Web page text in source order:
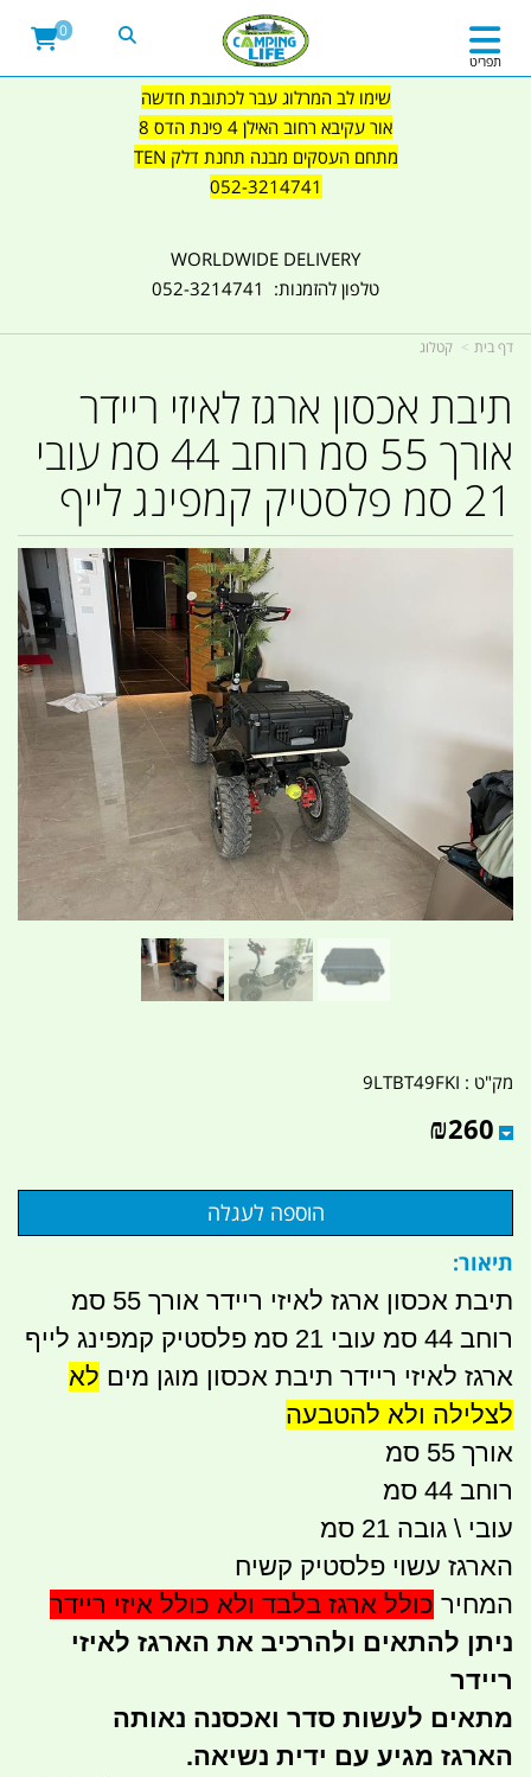
שימו לב המרלוג עבר לכתובת חדשה
אור עקיבא רחוב האילן 4 פינת הדס 8
מתחם העסקים מבנה תחנת דלק TEN
052-3214741
WORLDWIDE DELIVERY
טלפון להזמנות: 052-3214741
תפריט
0
דף בית קטלוג
תיבת אכסון ארגז לאיזי ריידר
אורך 55 סמ רוחב 44 סמ עובי
21 סמ פלסטיק קמפינג לייף
מק"ט : 9LTBT49FKI
₪260
תיאור:
תיבת אכסון ארגז לאיזי ריידר אורך 55 סמ
רוחב 44 סמ עובי 21 סמ פלסטיק קמפינג לייף
ארגז לאיזי ריידר תיבת אכסון מוגן מים לא
לצלילה ולא להטבעה
אורך 55 סמ
רוחב 44 סמ
עובי \ גובה 21 סמ
הארגז עשוי פלסטיק קשיח
המחיר כולל ארגז בלבד ולא כולל איזי ריידר
ניתן להתאים ולהרכיב את הארגז לאיזי
ריידר
מתאים לעשות סדר ואכסנה נאותה
הארגז מגיע עם ידית נשיאה.